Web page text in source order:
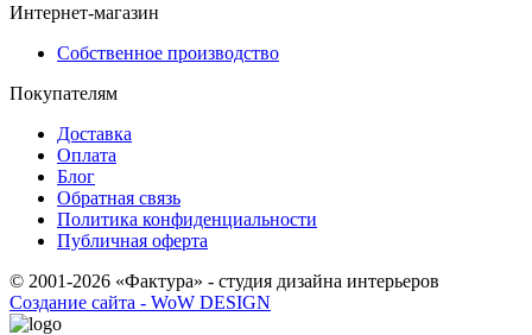
Интернет-магазин
Собственное производство
Покупателям
Доставка
Оплата
Блог
Обратная связь
Политика конфиденциальности
Публичная оферта
© 2001-2026 «Фактура» - студия дизайна интерьеров
Создание сайта - WoW DESIGN